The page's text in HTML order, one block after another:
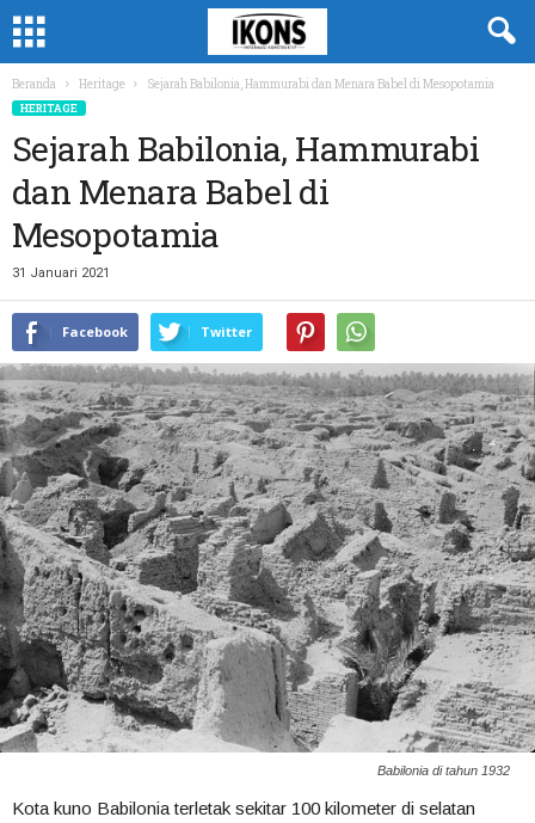
Beranda Heritage Sejarah Babilonia, Hammurabi dan Menara Babel di Mesopotamia
HERITAGE
Sejarah Babilonia, Hammurabi
dan Menara Babel di
Mesopotamia
31 Januari 2021
Facebook Twitter
Babilonia di tahun 1932
Kota kuno Babilonia terletak sekitar 100 kilometer di selatan